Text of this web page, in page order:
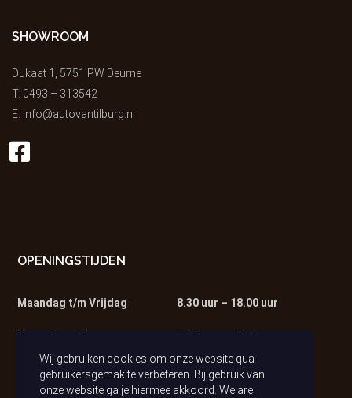
SHOWROOM
Dukaat 1, 5751 PW Deurne
T. 0493 – 313542
E. info@autovantilburg.nl
OPENINGSTIJDEN
Maandag t/m Vrijdag 8.30 uur – 18.00 uur
Zaterdag – Showroom 9.00 uur – 14.00 uur
Zaterdag – Werkplaats 9.00 uur – 13.00 uur
Wij gebruiken cookies om onze website qua
gebruikersgemak te verbeteren. Bij gebruik van
onze website ga je hiermee akkoord. We are